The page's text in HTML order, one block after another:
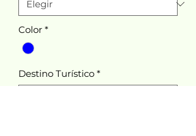
Color *
Destino Turístico *